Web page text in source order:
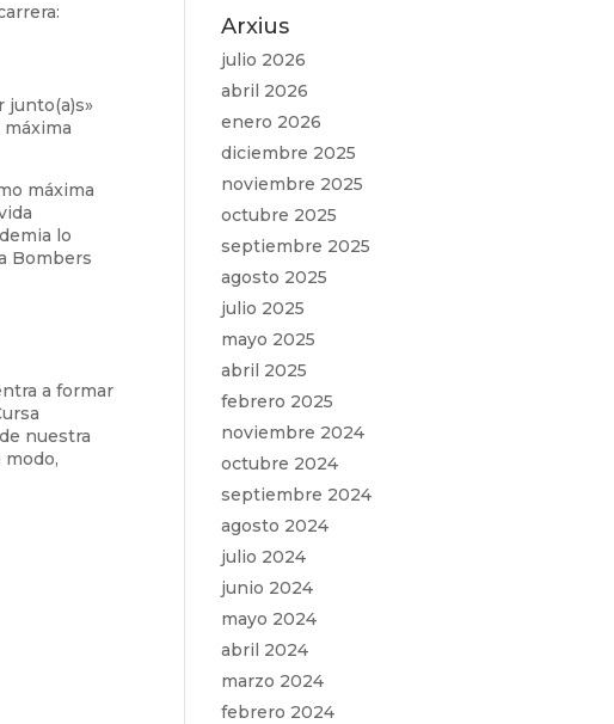
junto(a)s»
máxima
lo
Bombers
a formar
nuestra
Arxius
julio 2026
abril 2026
enero 2026
diciembre 2025
noviembre 2025
octubre 2025
septiembre 2025
agosto 2025
julio 2025
mayo 2025
abril 2025
febrero 2025
noviembre 2024
octubre 2024
septiembre 2024
agosto 2024
julio 2024
junio 2024
mayo 2024
abril 2024
marzo 2024
febrero 2024